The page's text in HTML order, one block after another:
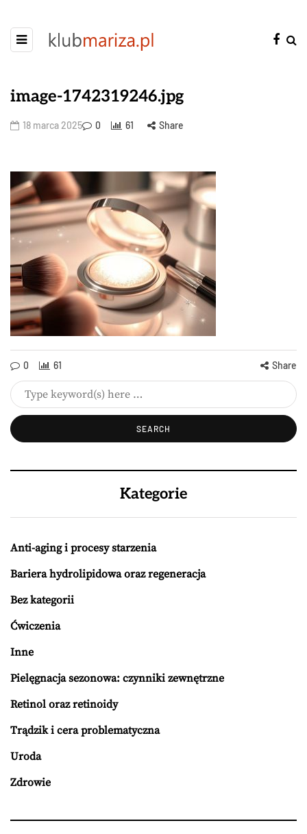
image-1742319246.jpg
18 marca 2025 0 61 Share
0 61 Share
Kategorie
Anti-aging i procesy starzenia
Bariera hydrolipidowa oraz regeneracja
Bez kategorii
Ćwiczenia
Inne
Pielęgnacja sezonowa: czynniki zewnętrzne
Retinol oraz retinoidy
Trądzik i cera problematyczna
Uroda
Zdrowie